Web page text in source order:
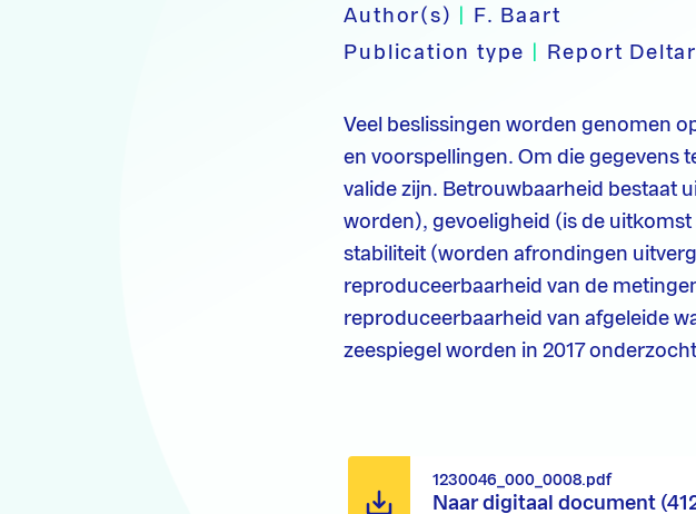
Author(s)
F. Baart
Publication type
Report
Veel beslissingen worden genomen
en voorspellingen. Om die gegevens
valide zijn. Betrouwbaarheid bestaat
worden), gevoeligheid (is de
stabiliteit (worden afrondingen
reproduceerbaarheid van de
reproduceerbaarheid van afgeleide
zeespiegel worden in 2017
Naar digitaal document
1230046_000_0008.pdf